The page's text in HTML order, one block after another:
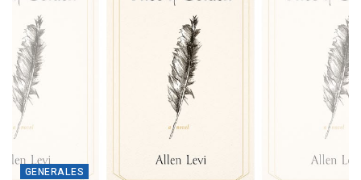
GENERALES